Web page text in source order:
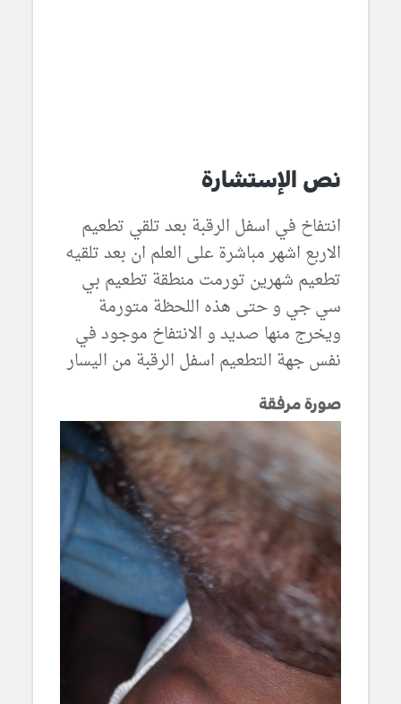
نص الإستشارة
انتفاخ في اسفل الرقبة بعد تلقي تطعيم
الاربع اشهر مباشرة على العلم ان بعد تلقيه
تطعيم شهرين تورمت منطقة تطعيم بي
سي جي و حتى هذه اللحظة متورمة
ويخرج منها صديد و الانتفاخ موجود في
نفس جهة التطعيم اسفل الرقبة من اليسار
صورة مرفقة